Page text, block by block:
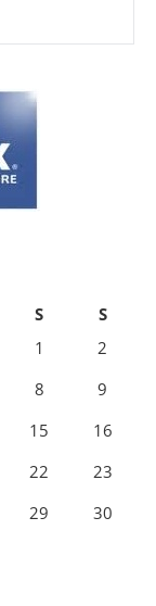
S
S
1
2
8
9
15
16
22
23
29
30